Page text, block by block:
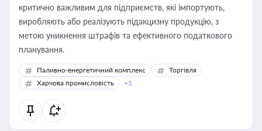
критично важливим для підприємств, які імпортують,
виробляють або реалізують підакцизну продукцію, з
метою уникнення штрафів та ефективного податкового
планування.
Паливно-енергетичний комплекс
Торгівля
Харчова промисловість
+1